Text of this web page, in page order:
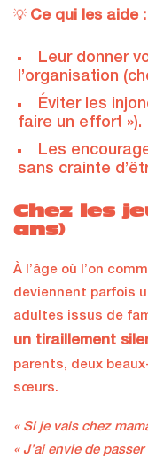
💡 Ce qui les aide :
Leur donner
l’organisation
Éviter les
faire un effort »).
Les
sans crainte
Chez les
ans)
À l’âge où l’on
deviennent parfois
adultes issus de
un tiraillement
parents, deux
sœurs.
« Si je vais chez
« J’ai envie de